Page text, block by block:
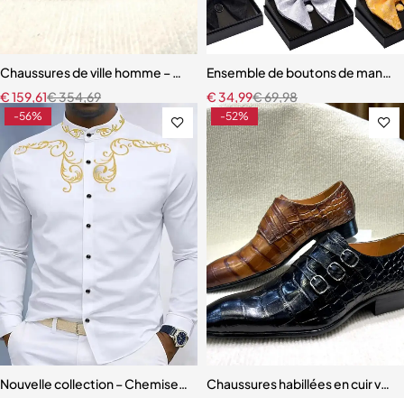
Chaussures de ville homme – Oxford brogue en cuir avec finition
€354,69
€159,61
Ensemble de boutons de
€69,98
€34,99
-56%
Nouvelle collection – Chemise homme élégante à col mandarin et
-52%
Chaussures habillées en cuir